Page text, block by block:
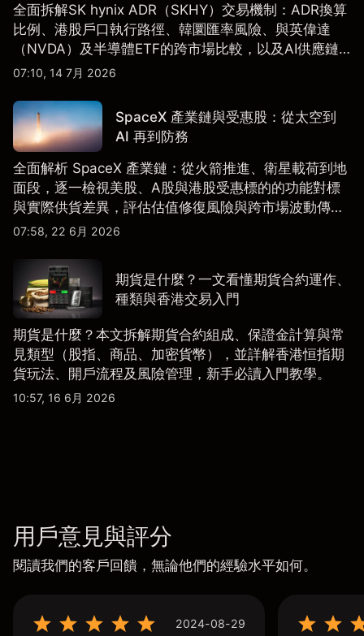
全面拆解SK hynix ADR（SKHY）交易機制：ADR換算
比例、港股戶口執行路徑、韓圜匯率風險、與英偉達
（NVDA）及半導體ETF的跨市場比較，以及AI供應鏈
配置框架，適合香港及亞洲投資者參考。
07:10, 14 7月 2026
SpaceX 產業鏈與受惠股：從太空到
AI 再到防務
全面解析 SpaceX 產業鏈：從火箭推進、衛星載荷到地
面段，逐一檢視美股、A股與港股受惠標的的功能對標
與實際供貨差異，評估估值修復風險與跨市場波動傳
導。
07:58, 22 6月 2026
期貨是什麼？一文看懂期貨合約運作、
種類與香港交易入門
期貨是什麼？本文拆解期貨合約組成、保證金計算與常
見類型（股指、商品、加密貨幣），並詳解香港恒指期
貨玩法、開戶流程及風險管理，新手必讀入門教學。
10:57, 16 6月 2026
用戶意見與評分
閱讀我們的客戶回饋，無論他們的經驗水平如何。
2024-08-29